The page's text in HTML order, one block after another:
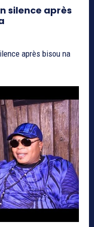
silence après
après bisou na